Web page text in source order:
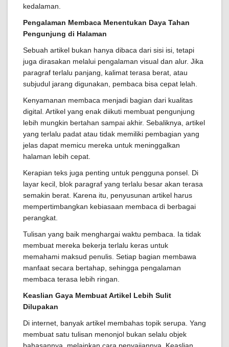
kedalaman.
Pengalaman Membaca Menentukan Daya Tahan
Pengunjung di Halaman
Sebuah artikel bukan hanya dibaca dari sisi isi, tetapi
juga dirasakan melalui pengalaman visual dan alur. Jika
paragraf terlalu panjang, kalimat terasa berat, atau
subjudul jarang digunakan, pembaca bisa cepat lelah.
Kenyamanan membaca menjadi bagian dari kualitas
digital. Artikel yang enak diikuti membuat pengunjung
lebih mungkin bertahan sampai akhir. Sebaliknya, artikel
yang terlalu padat atau tidak memiliki pembagian yang
jelas dapat memicu mereka untuk meninggalkan
halaman lebih cepat.
Kerapian teks juga penting untuk pengguna ponsel. Di
layar kecil, blok paragraf yang terlalu besar akan terasa
semakin berat. Karena itu, penyusunan artikel harus
mempertimbangkan kebiasaan membaca di berbagai
perangkat.
Tulisan yang baik menghargai waktu pembaca. Ia tidak
membuat mereka bekerja terlalu keras untuk
memahami maksud penulis. Setiap bagian membawa
manfaat secara bertahap, sehingga pengalaman
membaca terasa lebih ringan.
Keaslian Gaya Membuat Artikel Lebih Sulit
Dilupakan
Di internet, banyak artikel membahas topik serupa. Yang
membuat satu tulisan menonjol bukan selalu objek